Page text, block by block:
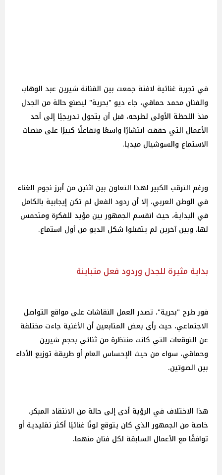
في تجربة غنائية لافتة جمعت بين الفنانة شيرين عبد الوهاب
والفنان محمد حماقي، جاء ديو "بحرية" ليصنع حالة من الجدل
منذ اللحظة الأولى لطرحه، قبل أن يتحول تدريجيًا إلى أحد
الأعمال التي حققت انتشارًا واسعًا وتفاعلًا كبيرًا على منصات
الاستماع والسوشيال ميديا.
ورغم الترقب الكبير لهذا التعاون بين اثنين من أبرز نجوم الغناء
في الوطن العربي، إلا أن ردود الفعل لم تكن إيجابية بالكامل
في البداية، حيث انقسم الجمهور بين مؤيد للفكرة ومتحمس
لها، وبين آخرين لم يتقبلوا شكل الديو من أول استماع.
بداية مثيرة للجدل وردود فعل متباينة
فور طرح "بحرية"، تصدر العمل النقاشات على مواقع التواصل
الاجتماعي، حيث رأى بعض المتابعين أن الأغنية جاءت مختلفة
عن التوقعات التي كانت منتظرة من ثنائي بحجم شيرين
وحماقي، سواء من حيث الإحساس العام أو طريقة توزيع الأداء
بين الصوتين.
هذا الاختلاف في الرؤية أدى إلى حالة من الانتقاد المبكر،
خاصة من الجمهور الذي كان يتوقع لونًا غنائيًا أكثر تقليدية أو
توافقًا مع الأعمال السابقة لكل فنان منهما.